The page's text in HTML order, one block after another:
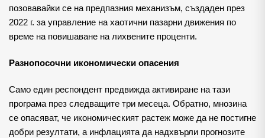
позовавайки се на предпазния механизъм, създаден през
2022 г. за управление на хаотични пазарни движения по
време на повишаване на лихвените проценти.
Разнопосочни икономически опасения
Само един респондент предвижда активиране на тази
програма през следващите три месеца. Обратно, мнозина
се опасяват, че икономическият растеж може да не постигне
добри резултати, а инфлацията да надхвърли прогнозите